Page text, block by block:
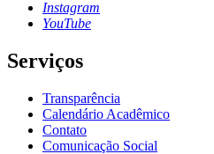
Instagram
YouTube
Serviços
Transparência
Calendário Acadêmico
Contato
Comunicação Social